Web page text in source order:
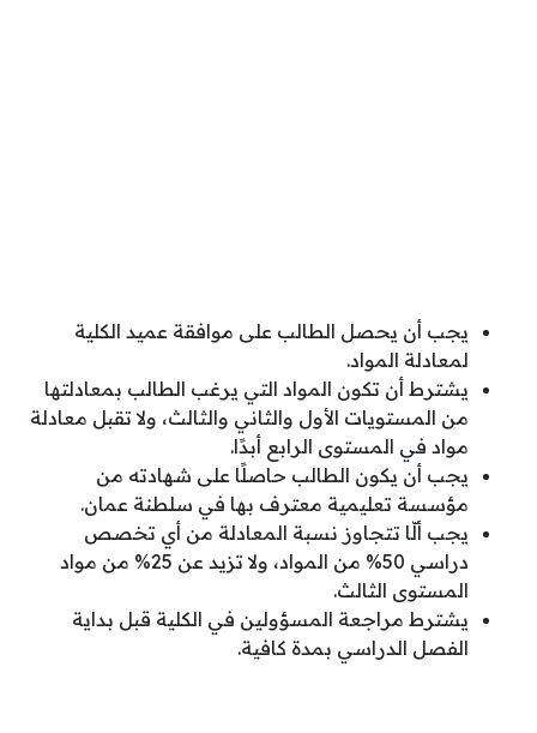
يجب أن يحصل الطالب على موافقة عميد الكلية
لمعادلة المواد.
يشترط أن تكون المواد التي يرغب الطالب بمعادلتها
من المستويات الأول والثاني والثالث، ولا تقبل معادلة
مواد في المستوى الرابع أبدًا.
يجب أن يكون الطالب حاصلًا على شهادته من
مؤسسة تعليمية معترف بها في سلطنة عمان.
يجب ألّا تتجاوز نسبة المعادلة من أي تخصص
دراسي 50% من المواد، ولا تزيد عن 25% من مواد
المستوى الثالث.
يشترط مراجعة المسؤولين في الكلية قبل بداية
الفصل الدراسي بمدة كافية.